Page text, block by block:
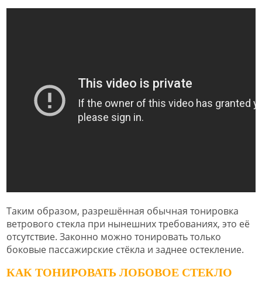
Таким образом, разрешённая обычная тонировка
ветрового стекла при нынешних требованиях, это её
отсутствие. Законно можно тонировать только
боковые пассажирские стёкла и заднее остекление.
КАК ТОНИРОВАТЬ ЛОБОВОЕ СТЕКЛО